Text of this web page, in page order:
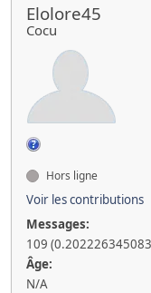
Elolore45
Cocu
Hors ligne
Voir les contributions
Messages:
109
Âge:
N/A